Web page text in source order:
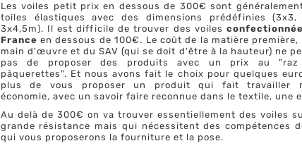
Les voiles petit prix en dessous de 300€ sont
toiles élastiques avec des dimensions prédéfinies (3x3,
3x4,5m). Il est difficile de trouver des voiles
France en dessous de 100€. Le coût de la matière première,
main d'œuvre et du SAV (qui se doit d'être à la hauteur) ne
pas de proposer des produits avec un prix au "raz
pâquerettes". Et nous avons fait le choix pour quelques
plus de vous proposer un produit qui fait travailler
économie, avec un savoir faire reconnue dans le textile,
Au delà de 300€ on va trouver essentiellement des voiles
grande résistance mais qui nécessitent des compétences
qui vous proposerons la fourniture et la pose.